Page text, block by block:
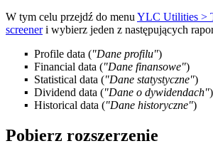
W tym celu przejdź do menu YLC Utilities >
screeneri wybierz jeden z następujących
Profile data ("Dane profilu")
Financial data ("Dane finansowe")
Statistical data ("Dane statystyczne")
Dividend data ("Dane o dywidendach")
Historical data ("Dane historyczne")
Pobierz rozszerzenie